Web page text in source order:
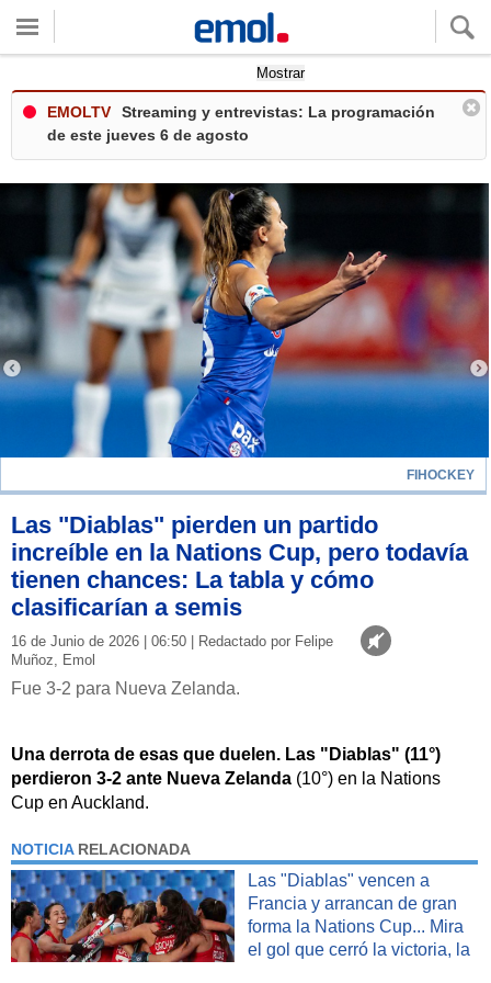
Mostrar
EMOLTV
Streaming y entrevistas: La programación
de este jueves 6 de agosto
FIHOCKEY
Las "Diablas" pierden un partido
increíble en la Nations Cup, pero todavía
tienen chances: La tabla y cómo
clasificarían a semis
16 de Junio de 2026 | 06:50 | Redactado por Felipe
Muñoz, Emol
Fue 3-2 para Nueva Zelanda.
Una derrota de esas que duelen. Las "Diablas" (11°)
perdieron 3-2 ante Nueva Zelanda (10°) en la Nations
Cup en Auckland.
NOTICIARELACIONADA
Las "Diablas" vencen a
Francia y arrancan de gran
forma la Nations Cup... Mira
el gol que cerró la victoria, la